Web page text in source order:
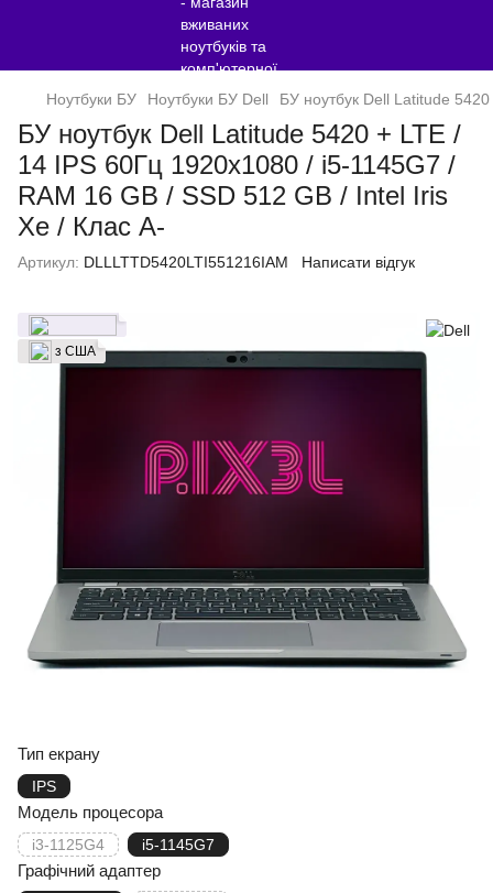
Ноутбуки БУ Ноутбуки БУ Dell БУ ноутбук Dell Latitude
БУ ноутбук Dell Latitude 5420 + LTE /
14 IPS 60Гц 1920x1080 / i5-1145G7 /
RAM 16 GB / SSD 512 GB / Intel Iris
Xe / Клас A-
Артикул: DLLLTTD5420LTI551216IAM Написати відгук
з США
Тип екрану
IPS
Модель процесора
i3-1125G4 i5-1145G7
Графічний адаптер